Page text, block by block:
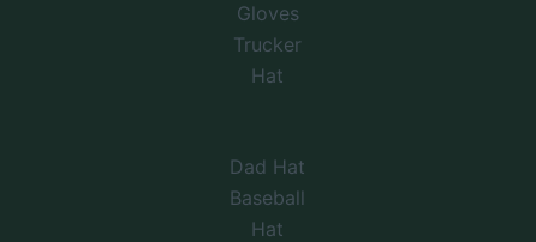
Gloves
Trucker
Hat
Dad Hat
Baseball
Hat